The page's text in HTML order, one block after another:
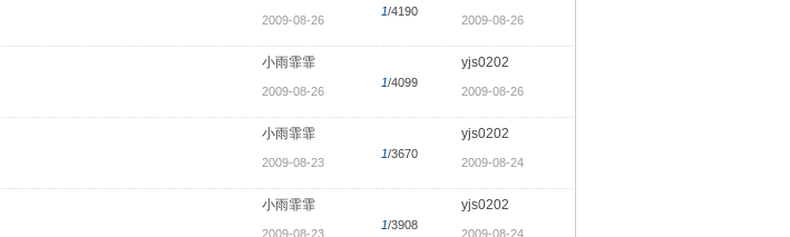
2009-08-26
1/4190
2009-08-26
小雨霏霏
2009-08-26
1/4099
yjs0202
2009-08-26
小雨霏霏
2009-08-23
1/3670
yjs0202
2009-08-24
小雨霏霏
2009-08-23
1/3908
yjs0202
2009-08-24